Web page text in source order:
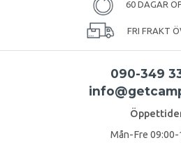
60 DAGAR
FRI FRAKT
090-349
Mån-Fre 09:00-